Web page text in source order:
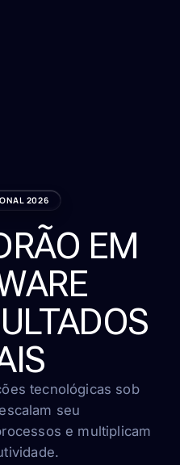
2026
EM
tecnológicas sob
seu
e multiplicam